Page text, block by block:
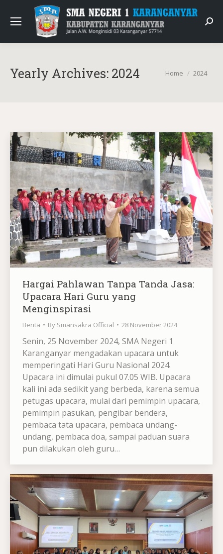
Yearly Archives: 2024 You are here:
Home 2024
Hargai Pahlawan Tanpa Tanda Jasa:
Upacara Hari Guru yang
Menginspirasi
Berita By Smansakra Official 28 November 2024
Senin, 25 November 2024, SMA Negeri 1
Karanganyar mengadakan upacara untuk
memperingati Hari Guru Nasional 2024.
Upacara ini dimulai pukul 07.05 WIB. Upacara
kali ini ada sedikit yang berbeda, karena semua
petugas upacara, mulai dari pemimpin upacara,
pemimpin pasukan, pengibar bendera,
pembaca tata upacara, pembaca undang-
undang, pembaca doa, sampai paduan suara
pun dilakukan oleh guru…